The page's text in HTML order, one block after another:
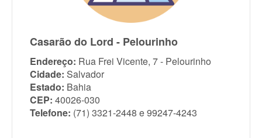
Casarão do Lord - Pelourinho
Endereço: Rua Frei Vicente, 7 - Pelourinho
Cidade: Salvador
Estado: Bahia
CEP: 40026-030
Telefone: (71) 3321-2448 e 99247-4243